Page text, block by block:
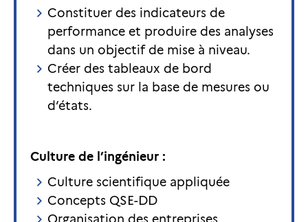
Constituer des indicateurs de
performance et produire des analyses
dans un objectif de mise à niveau.
Créer des tableaux de bord
techniques sur la base de mesures ou
d’états.
Culture de l’ingénieur :
Culture scientifique appliquée
Concepts QSE-DD